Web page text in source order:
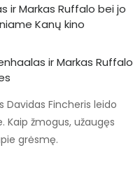
ir Markas Ruffalo
Davidas Fincheris leido
žmogus, užaugęs
grėsmę.